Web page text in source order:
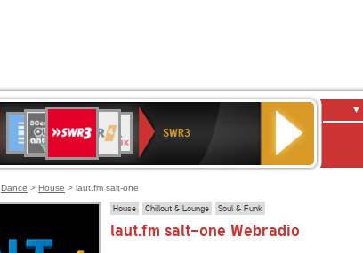
Deutschlandfunk
80er
90er
OLDIE
ANTENNE
4
KLASSIK
SWR
Kultur
NDR
2
SWR3
Dance > House > laut.fm salt-one
House Chillout & Lounge Soul & Funk
laut.fm salt-one Webradio